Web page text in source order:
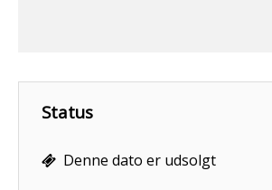
Status
Denne dato er udsolgt